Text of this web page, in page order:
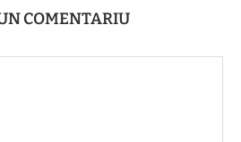
COMENTARIU